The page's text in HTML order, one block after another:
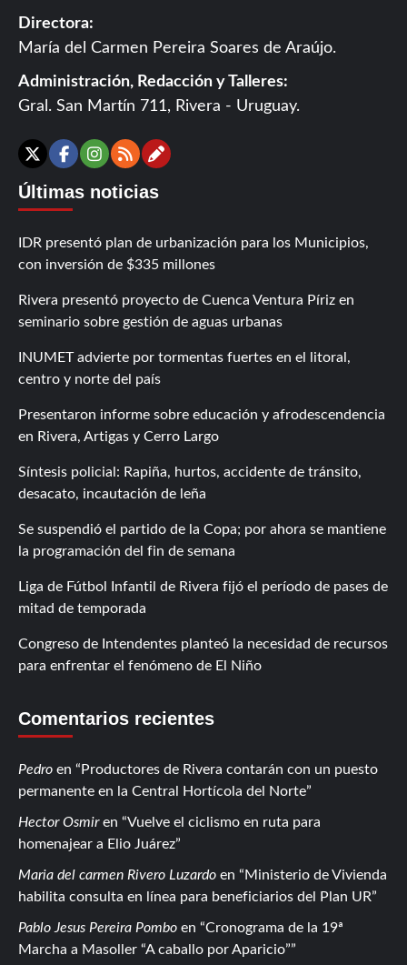
Directora:
María del Carmen Pereira Soares de Araújo.
Administración, Redacción y Talleres:
Gral. San Martín 711, Rivera - Uruguay.
X Facebook
Instagram
RSSContáctanos
Últimas noticias
IDR presentó plan de urbanización para los Municipios,
con inversión de $335 millones
Rivera presentó proyecto de Cuenca Ventura Píriz en
seminario sobre gestión de aguas urbanas
INUMET advierte por tormentas fuertes en el litoral,
centro y norte del país
Presentaron informe sobre educación y afrodescendencia
en Rivera, Artigas y Cerro Largo
Síntesis policial: Rapiña, hurtos, accidente de tránsito,
desacato, incautación de leña
Se suspendió el partido de la Copa; por ahora se mantiene
la programación del fin de semana
Liga de Fútbol Infantil de Rivera fijó el período de pases de
mitad de temporada
Congreso de Intendentes planteó la necesidad de recursos
para enfrentar el fenómeno de El Niño
Comentarios recientes
Pedro en
Productores de Rivera contarán con un puesto
permanente en la Central Hortícola del Norte
Hector Osmiren
Vuelve el ciclismo en ruta para
homenajear a Elio Juárez
Maria del carmen Rivero Luzardo en
Ministerio de Vivienda
habilita consulta en línea para beneficiarios del Plan UR
Pablo Jesus Pereira Pombo en
Cronograma de la 19ª
Marcha a Masoller “A caballo por Aparicio”